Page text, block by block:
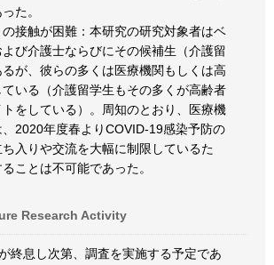
た。
の接触が困難：本研究の研究対象者はベ
よび介護士ならびにその候補生（介護留
が、彼らの多くは医療機関もしくは高
いる（介護留学生もその多くが高齢者
をしている）。周知のとおり、医療機
2020年度春よりCOVID-19感染予防の
入りや交流を大幅に制限しているた
ことは不可能であった。
Research Activity
終息し次第、調査を実施する予定であ